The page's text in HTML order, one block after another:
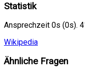
Statistik
Ansprechzeit 0s (0s).
Wikipedia
Ähnliche Fragen